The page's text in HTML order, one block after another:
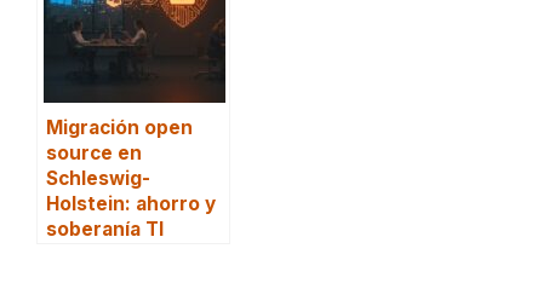
Migración open
source en
Schleswig-
Holstein: ahorro y
soberanía TI